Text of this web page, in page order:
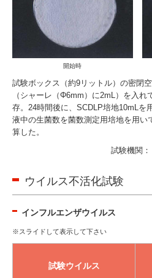
開始時
試験ボックス（約9リットル）の密閉
（シャーレ（Φ6mm）に2mL）を入
存。24時間後に、SCDLP培地10mLを
液中の生菌数を菌数測定用培地を用い
算した。
試験機関
ウイルス不活化試験
インフルエンザウイルス
試験ウイルス